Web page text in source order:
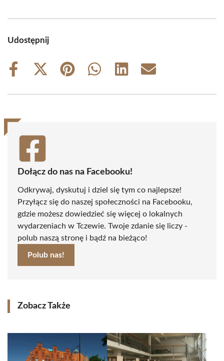
Udostępnij
Share
Share
(Twitter)
Share
Share
Share
Share
Dołącz do nas na Facebooku!
Odkrywaj, dyskutuj i dziel się tym co najlepsze!
Przyłącz się do naszej społeczności na Facebooku,
gdzie możesz dowiedzieć się więcej o lokalnych
wydarzeniach w Tczewie. Twoje zdanie się liczy -
polub naszą stronę i bądź na bieżąco!
Polub nas!
Zobacz Także